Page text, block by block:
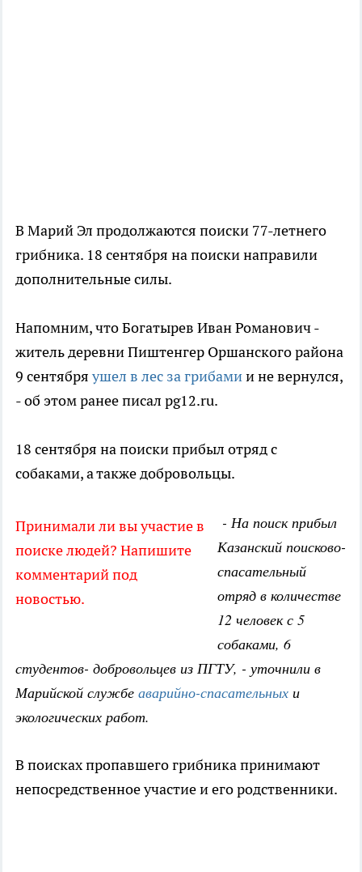
В Марий Эл продолжаются поиски 77-летнего
грибника. 18 сентября на поиски направили
дополнительные силы.
Напомним, что Богатырев Иван Романович -
житель деревни Пиштенгер Оршанского района
9 сентября ушел в лес за грибамии не вернулся,
- об этом ранее писал pg12.ru.
18 сентября на поиски прибыл отряд с
собаками, а также добровольцы.
Принимали ли вы участие в
поиске людей? Напишите
комментарий под
новостью.
- На поиск прибыл
Казанский поисково-
спасательный
отряд в количестве
12 человек с 5
собаками, 6
студентов- добровольцев из ПГТУ, - уточнили в
Марийской службе аварийно-спасательных и
экологических работ.
В поисках пропавшего грибника принимают
непосредственное участие и его родственники.